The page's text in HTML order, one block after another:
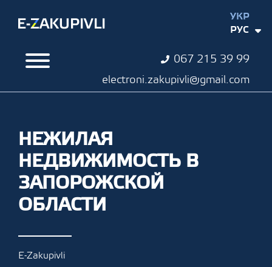
067 215 39 99
electroni.zakupivli@gmail.com
УКР
РУС
НЕЖИЛАЯ
НЕДВИЖИМОСТЬ В
ЗАПОРОЖСКОЙ
ОБЛАСТИ
E-Zakupivli